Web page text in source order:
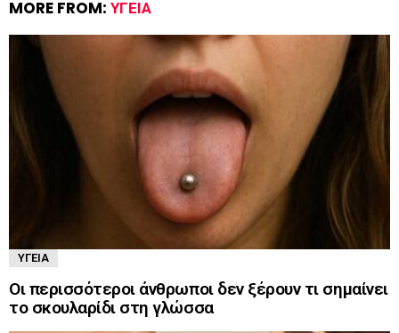
MORE FROM: ΥΓΕΊΑ
ΥΓΕΊΑ
Οι περισσότεροι άνθρωποι δεν ξέρουν τι σημαίνει
το σκουλαρίδι στη γλώσσα